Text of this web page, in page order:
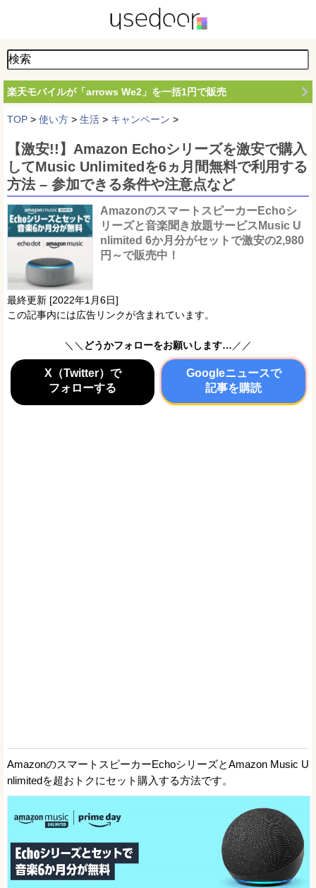
楽天モバイルが「arrows We2」を一括1円で販売
TOP > 使い方 > 生活 > キャンペーン >
【激安!!】Amazon Echoシリーズを激安で購入
してMusic Unlimitedを6ヵ月間無料で利用する
方法 – 参加できる条件や注意点など
AmazonのスマートスピーカーEchoシ
リーズと音楽聞き放題サービスMusic U
nlimited 6か月分がセットで激安の2,980
円～で販売中！
最終更新 [2022年1月6日]
この記事内には広告リンクが含まれています。
＼＼ どうかフォローをお願いします… ／／
X（Twitter）で
フォローする
Googleニュースで
記事を購読
AmazonのスマートスピーカーEchoシリーズとAmazon Music U
nlimitedを超おトクにセット購入する方法です。